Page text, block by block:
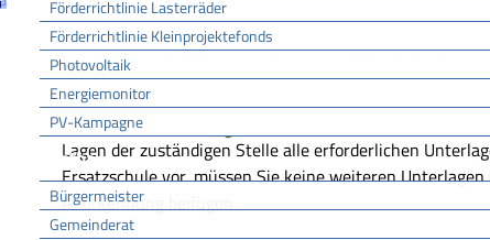
Förderrichtlinie Lasterräder
Förderrichtlinie Kleinprojektefonds
Photovoltaik
Energiemonitor
PV-Kampagne
Rathaus
Bürgermeister
Gemeinderat
Fristen
Rechtzeitig in Absprache mit der zuständigen Stelle.
Erforderliche Unterlagen
Lagen der zuständigen Stelle alle erforderlichen
Ersatzschule vor, müssen Sie keine weiteren
Anerkennung beifügen.